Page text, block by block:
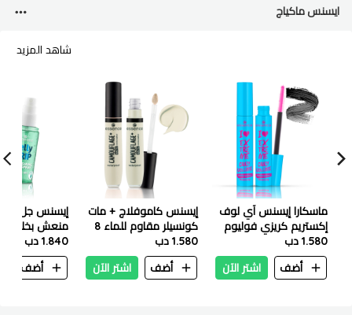
ايسنس ماكياج
شاهد المزيد
ماسكارا إيسنس آي لوف
إكستريم كريزي فوليوم
المقاومة للماء - 12 مل
1.580 دب
أضف
اشتر الآن
إيسنس كاموفلاج + مات
كونسيلر مقاوم للماء 8
مل - 100
1.580 دب
أضف
اشتر الآن
إيسنس جل
مل
1.840 دب
أضف